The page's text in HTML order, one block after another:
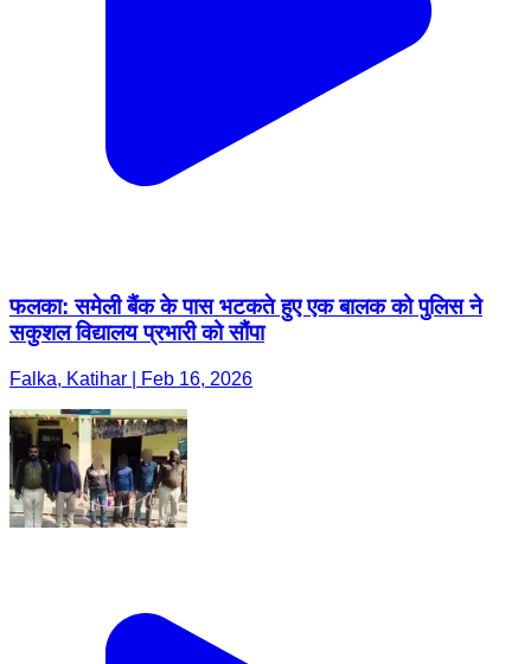
फलका: समेली बैंक के पास भटकते हुए एक बालक को पुलिस ने
सकुशल विद्यालय प्रभारी को सौंपा
Falka, Katihar | Feb 16, 2026